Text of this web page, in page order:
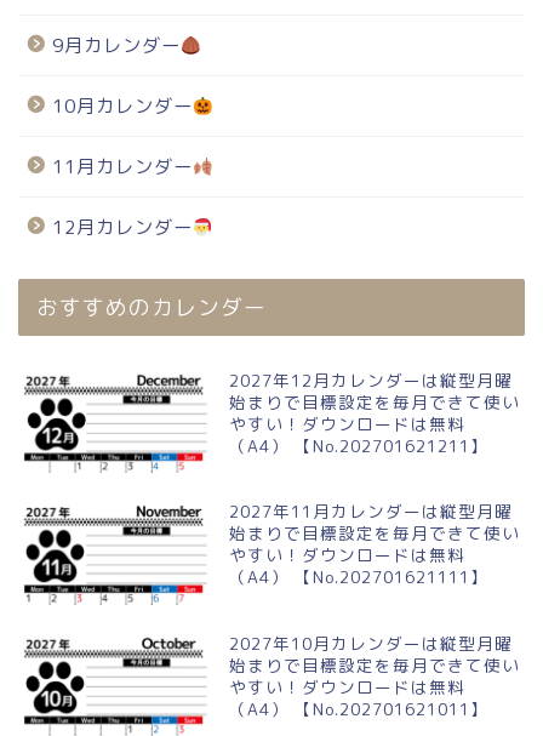
9月カレンダー
10月カレンダー
11月カレンダー
12月カレンダー
おすすめのカレンダー
2027年12月カレンダーは縦型月曜
始まりで目標設定を毎月できて使い
やすい！ダウンロードは無料
（A4） 【No.202701621211】
2027年11月カレンダーは縦型月曜
始まりで目標設定を毎月できて使い
やすい！ダウンロードは無料
（A4） 【No.202701621111】
2027年10月カレンダーは縦型月曜
始まりで目標設定を毎月できて使い
やすい！ダウンロードは無料
（A4） 【No.202701621011】